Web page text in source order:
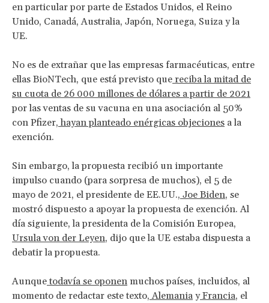
en particular por parte de Estados Unidos, el Reino
Unido, Canadá, Australia, Japón, Noruega, Suiza y la
UE.
No es de extrañar que las empresas farmacéuticas, entre
ellas BioNTech, que está previsto que reciba la mitad de
su cuota de 26 000 millones de dólares a partir de 2021
por las ventas de su vacuna en una asociación al 50%
con Pfizer, hayan planteado enérgicas objeciones a la
exención.
Sin embargo, la propuesta recibió un importante
impulso cuando (para sorpresa de muchos), el 5 de
mayo de 2021, el presidente de EE.UU., Joe Biden, se
mostró dispuesto a apoyar la propuesta de exención. Al
día siguiente, la presidenta de la Comisión Europea,
Ursula von der Leyen, dijo que la UE estaba dispuesta a
debatir la propuesta.
Aunque todavía se oponen muchos países, incluidos, al
momento de redactar este texto, Alemania yFrancia, el